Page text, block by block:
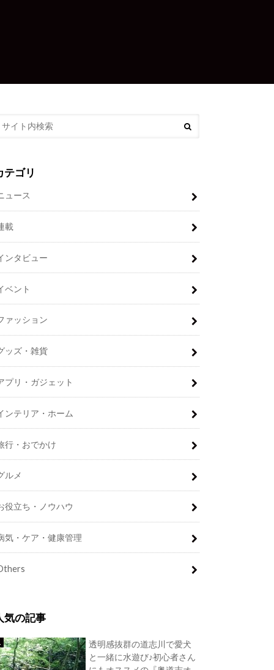
テゴリ
ュース
載
ンタビュー
ベント
ァッション
ッズ・雑貨
プリ・ガジェット
ンテリア・ホーム
行・おでかけ
ルメ
役立ち・ノウハウ
気・ケア・健康管理
気の記事
透明感抜群の道志川で愛犬
と一緒に水遊び♪初心者さん